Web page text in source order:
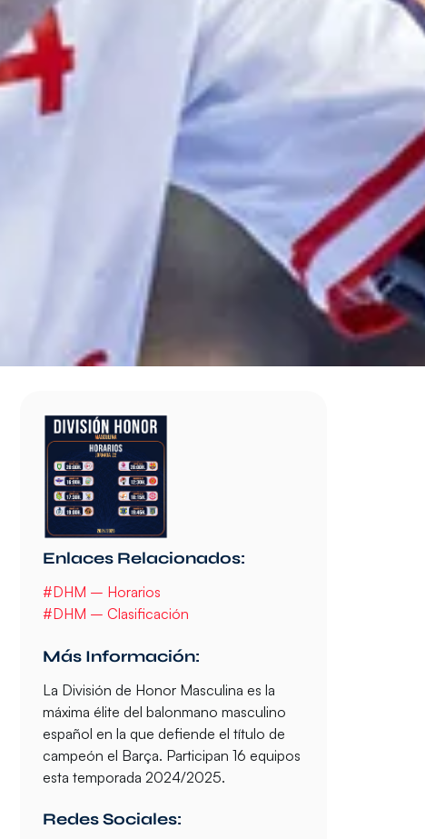
Enlaces Relacionados:
#DHM – Horarios
#DHM – Clasificación
Más Información:
La División de Honor Masculina es la
máxima élite del balonmano masculino
español en la que defiende el título de
campeón el Barça. Participan 16 equipos
esta temporada 2024/2025.
Redes Sociales: